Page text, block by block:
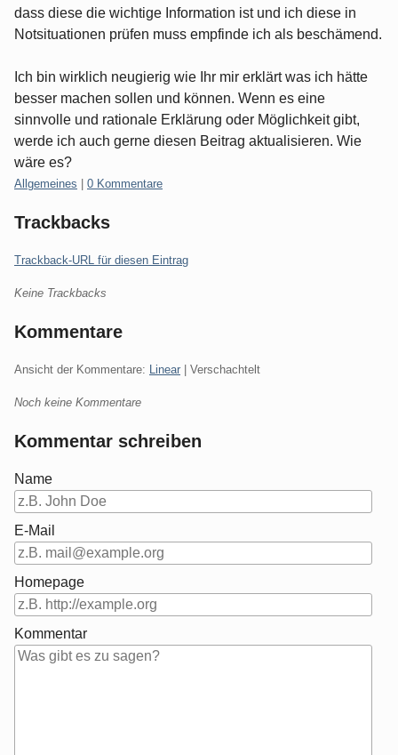
dass diese die wichtige Information ist und ich diese in
Notsituationen prüfen muss empfinde ich als beschämend.
Ich bin wirklich neugierig wie Ihr mir erklärt was ich hätte
besser machen sollen und können. Wenn es eine
sinnvolle und rationale Erklärung oder Möglichkeit gibt,
werde ich auch gerne diesen Beitrag aktualisieren. Wie
wäre es?
Kategorien:
Allgemeines 0 Kommentare
Trackbacks
Trackback-URL für diesen Eintrag
Keine Trackbacks
Kommentare
Ansicht der Kommentare: Linear | Verschachtelt
Noch keine Kommentare
Kommentar schreiben
Name
E-Mail
Homepage
Kommentar